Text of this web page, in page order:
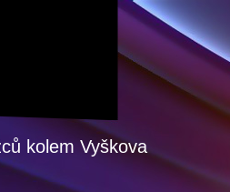
kolem Vyškova